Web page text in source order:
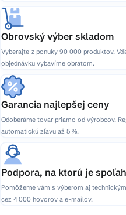
Obrovský výber skladom
Vyberajte z ponuky 90 000 produktov.
objednávku vybavíme obratom.
Garancia najlepšej ceny
Odoberáme tovar priamo od výrobcov.
automatickú zľavu až 5 %.
Podpora, na ktorú je spoľah
Pomôžeme vám s výberom aj
cez 4 000 hovorov a e-mailov.